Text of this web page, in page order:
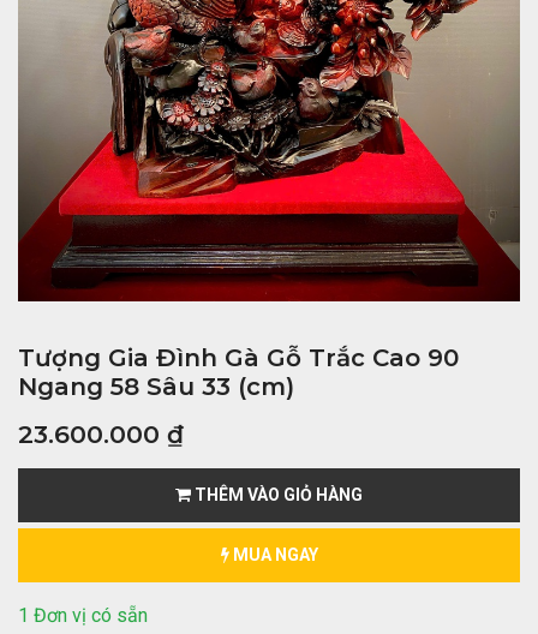
Tượng Gia Đình Gà Gỗ Trắc Cao 90
Ngang 58 Sâu 33 (cm)
23.600.000 ₫
THÊM VÀO GIỎ HÀNG
MUA NGAY
1 Đơn vị có sẵn